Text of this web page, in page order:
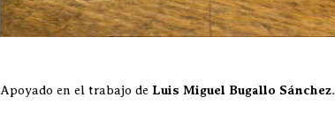
Apoyado en el trabajo de Luis Miguel Bugallo Sánchez.